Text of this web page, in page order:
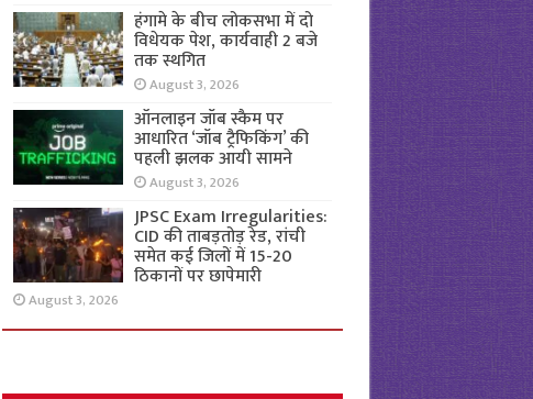
हंगामे के बीच लोकसभा में दो
विधेयक पेश, कार्यवाही 2 बजे
तक स्थगित
August 3, 2026
ऑनलाइन जॉब स्कैम पर
आधारित ‘जॉब ट्रैफिकिंग’ की
पहली झलक आयी सामने
August 3, 2026
JPSC Exam Irregularities:
CID की ताबड़तोड़ रेड, रांची
समेत कई जिलों में 15-20
ठिकानों पर छापेमारी
August 3, 2026